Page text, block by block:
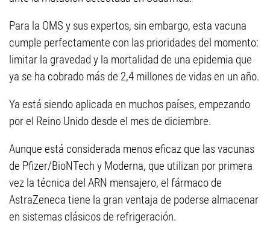
Para la OMS y sus expertos, sin embargo, esta vacuna
cumple perfectamente con las prioridades del momento:
limitar la gravedad y la mortalidad de una epidemia que
ya se ha cobrado más de 2,4 millones de vidas en un año.
Ya está siendo aplicada en muchos países, empezando
por el Reino Unido desde el mes de diciembre.
Aunque está considerada menos eficaz que las vacunas
de Pfizer/BioNTech y Moderna, que utilizan por primera
vez la técnica del ARN mensajero, el fármaco de
AstraZeneca tiene la gran ventaja de poderse almacenar
en sistemas clásicos de refrigeración.